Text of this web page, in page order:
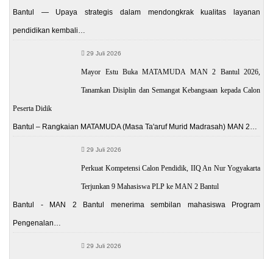
Bantul — Upaya strategis dalam mendongkrak kualitas layanan
pendidikan kembali…
29 Juli 2026
Mayor Estu Buka MATAMUDA MAN 2 Bantul 2026,
Tanamkan Disiplin dan Semangat Kebangsaan kepada Calon
Peserta Didik
Bantul – Rangkaian MATAMUDA (Masa Ta'aruf Murid Madrasah) MAN 2…
29 Juli 2026
Perkuat Kompetensi Calon Pendidik, IIQ An Nur Yogyakarta
Terjunkan 9 Mahasiswa PLP ke MAN 2 Bantul
Bantul - MAN 2 Bantul menerima sembilan mahasiswa Program
Pengenalan…
29 Juli 2026